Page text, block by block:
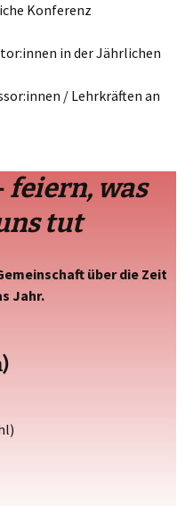
Konferenz
in der Jährlichen
/ Lehrkräften an
feiern, was
tut
über die Zeit
Jahr.